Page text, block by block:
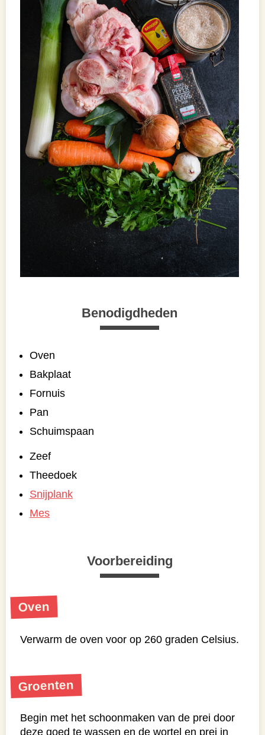
Benodigdheden
Oven
Bakplaat
Fornuis
Pan
Schuimspaan
Zeef
Theedoek
Snijplank
Mes
Voorbereiding
Oven
Verwarm de oven voor op 260 graden Celsius.
Groenten
Begin met het schoonmaken van de prei door
deze goed te wassen en de wortel en prei in